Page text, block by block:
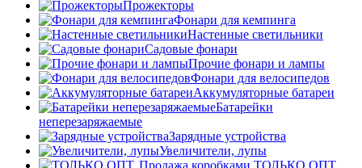
Прожекторы
Фонари для кемпинга
Настенные светильники
Садовые фонари
Прочие фонари и лампы
Фонари для велосипедов
Аккумуляторные батареи
Батарейки
неперезаряжаемые
Зарядные устройства
Увеличители, лупы
ТОЛЬКО ОПТ.